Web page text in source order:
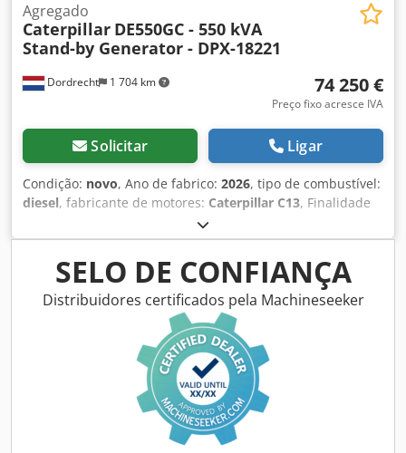
Dordrecht 1 704 km
Agregado
Caterpillar DE550GC - 550 kVA
Stand-by Generator - DPX-18221
74 250 €
Preço fixo acresce IVA
Solicitar Ligar
Condição: novo, Ano de fabrico: 2026, tipo de combustível:
diesel, fabricante de motores: Caterpillar C13, Finalidade
de utilização: construção civil Peso em vazio: 3.886 kg
Potência do gerador: 550 kVA Dimensões da área de carga:
477 x 163 x 236 cm Marcação CE: sim Condições de
entrega: EXW Volume do tanque de água: 721 l País de
produção: CN Para mais informações, contacte a equipa
DPX. Codpfx Ahoxvk Hwouorf = Opções e acessórios
adicionais = - Bateria - Painel de controlo - Teto de aço -
SELO DE CONFIANÇA
Distribuidores certificados pela Machineseeker